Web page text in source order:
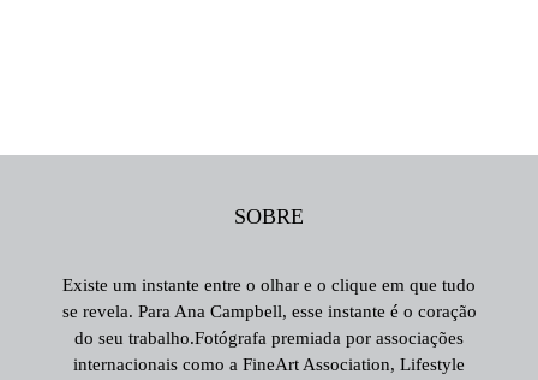
SOBRE
Existe um instante entre o olhar e o clique em que tudo
se revela. Para Ana Campbell, esse instante é o coração
do seu trabalho.Fotógrafa premiada por associações
internacionais como a FineArt Association, Lifestyle